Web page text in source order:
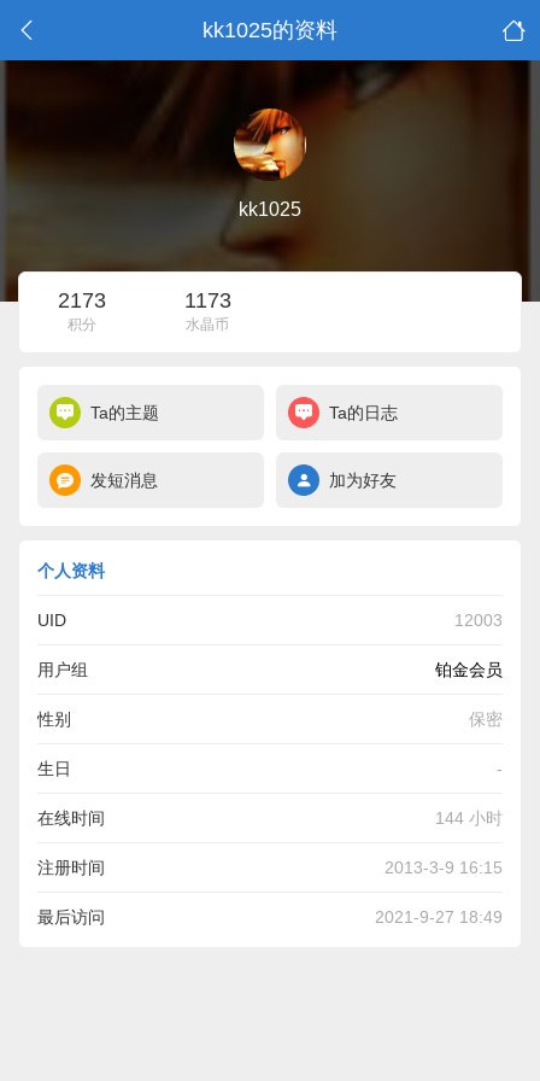
kk1025的资料
kk1025
2173
积分
1173
水晶币
Ta的主题 Ta的日志
发短消息 加为好友
个人资料
UID 12003
用户组 铂金会员
性别 保密
生日 -
在线时间 144 小时
注册时间 2013-3-9 16:15
最后访问 2021-9-27 18:49